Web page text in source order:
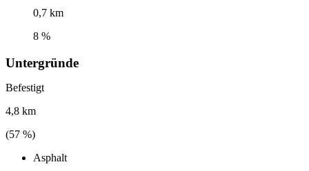
0,7 km
8 %
Untergründe
Befestigt
4,8 km
(57 %)
Asphalt